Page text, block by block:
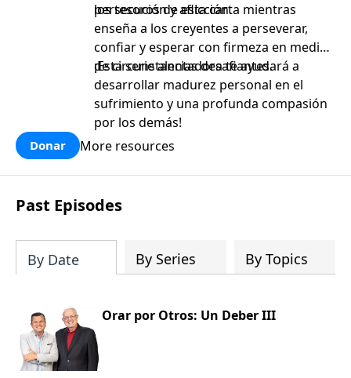
persecución y aflicción.
los tesoros de esta carta mientras
enseña a los creyentes a perseverar,
confiar y esperar con firmeza en medio
de circunstancias desafiantes.
¡Esta serie alentadora te ayudará a
desarrollar madurez personal en el
sufrimiento y una profunda compasión
por los demás!
Donar More resources
Past Episodes
By Date By Series By Topics
Orar por Otros: Un Deber III